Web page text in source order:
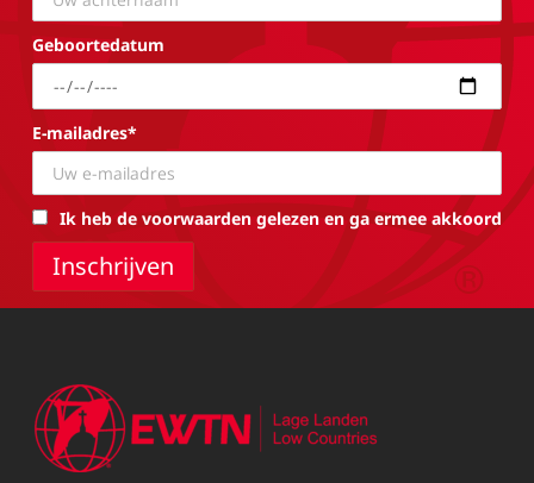
Geboortedatum
E-mailadres*
Ik heb de voorwaarden gelezen en ga ermee akkoord